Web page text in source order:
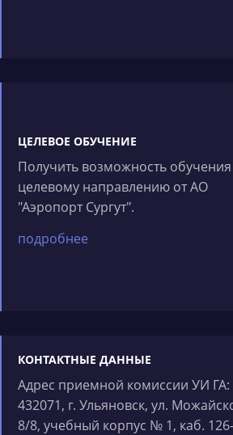
ЦЕЛЕВОЕ ОБУЧЕНИЕ
Получить возможность
целевому направлению от АО
"Аэропорт Сургут".
подробнее
КОНТАКТНЫЕ ДАННЫЕ
Адрес приемной комиссии УИ ГА:
432071, г. Ульяновск, ул.
8/8, учебный корпус № 1, каб. 126-